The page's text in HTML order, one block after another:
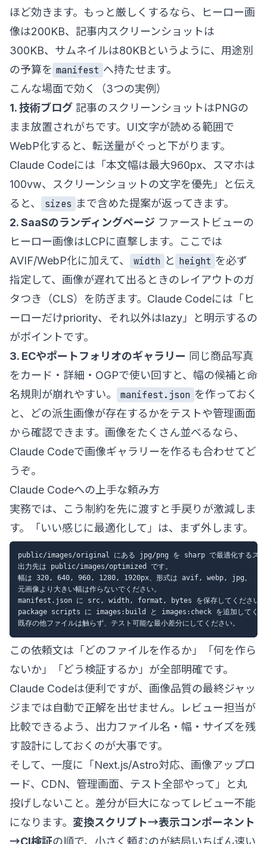
ほど効きます。もっと厳しくするなら、ヒーロー画
像は200KB、記事内スクリーンショットは
300KB、サムネイルは80KBというように、用途別
の予算を manifest へ持たせます。
こんな場面で効く（3つの実例）
1. 技術ブログ 記事のスクリーンショットはPNGの
まま放置されがちです。UI文字が読める範囲で
WebP化すると、転送量がぐっと下がります。
Claude Codeには「本文幅は最大960px、スマホは
100vw、スクリーンショットの文字を優先」と伝え
ると、
sizes まで含めた提案が返ってきます。
2. SaaSのランディングページ ファーストビューの
ヒーロー画像はLCPに直撃します。ここでは
AVIF/WebP化に加えて、
width と height を必ず
指定して、画像が遅れて出るときのレイアウトのガ
タつき（CLS）を防ぎます。Claude Codeには「ヒ
ーローだけpriority、それ以外はlazy」と明示するの
がポイントです。
3. ECやポートフォリオのギャラリー 同じ商品写真
をカード・詳細・OGPで使い回すと、幅の候補と命
名規則が崩れやすい。
manifest.json を作っておく
と、どの派生画像が存在するかをテストや管理画面
から確認できます。画像をたくさん並べるなら、
Claude Codeで画像ギャラリーを作るも合わせてど
うぞ。
Claude Codeへの上手な頼み方
実務では、こう制約を先に渡すと手戻りが激減しま
す。「いい感じに最適化して」は、まず外します。
public/images/original にある jpg/png を sharp で最適化するスクリ
出力先は public/images/optimized です。
幅は 320, 640, 960, 1280, 1920px、形式は avif, webp, jpg。
元画像より大きい幅は作らないでください。
manifest.json に src, width, format, bytes を保存してください。
package scripts に images:build と images:check を追加してくだ
この依頼文は「どのファイルを作るか」「何を作ら
ないか」「どう検証するか」が全部明確です。
Claude Codeは便利ですが、画像品質の最終ジャッ
ジまでは自動で正解を出せません。レビュー担当が
比較できるよう、出力ファイル名・幅・サイズを残
す設計にしておくのが大事です。
そして、一度に「Next.js/Astro対応、画像アップロ
ード、CDN、管理画面、テスト全部やって」と丸
投げしないこと。差分が巨大になってレビュー不能
になります。 変換スクリプト→表示コンポーネント
→CI検証の順で、小さく頼むのが結局いちばん速い